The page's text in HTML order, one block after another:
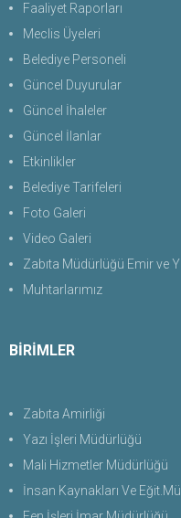
Faaliyet Raporları
Meclis Üyeleri
Belediye Personeli
Güncel Duyurular
Güncel İhaleler
Güncel İlanlar
Etkinlikler
Belediye Tarifeleri
Foto Galeri
Video Galeri
Zabıta Müdürlüğü Emir ve Yasaklar Uygulama Yönetmeliği 2026
Muhtarlarımız
BİRİMLER
Zabıta Amirliği
Yazı İşleri Müdürlüğü
Mali Hizmetler Müdürlüğü
İnsan Kaynakları Ve Eğit.Müdürlüğü